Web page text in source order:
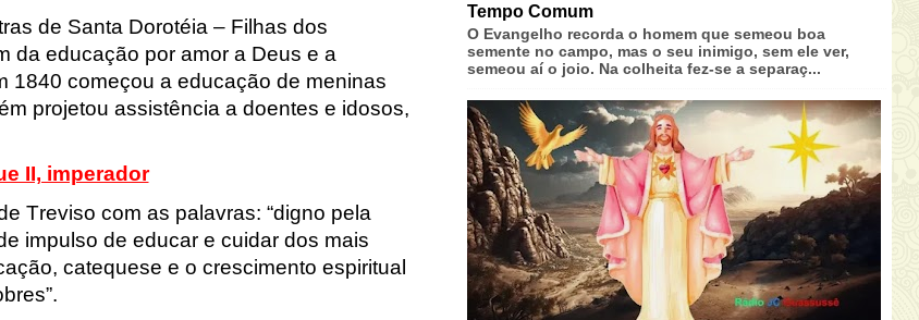
de Santa Dorotéia – Filhas dos
da educação por amor a Deus e a
1840 começou a educação de meninas
projetou assistência a doentes e idosos,
II, imperador
Treviso com as palavras: “digno pela
impulso de educar e cuidar dos mais
catequese e o crescimento espiritual
Tempo Comum
O Evangelho recorda o homem que semeou boa
semente no campo, mas o seu inimigo, sem ele ver,
semeou aí o joio. Na colheita fez-se a separaç...